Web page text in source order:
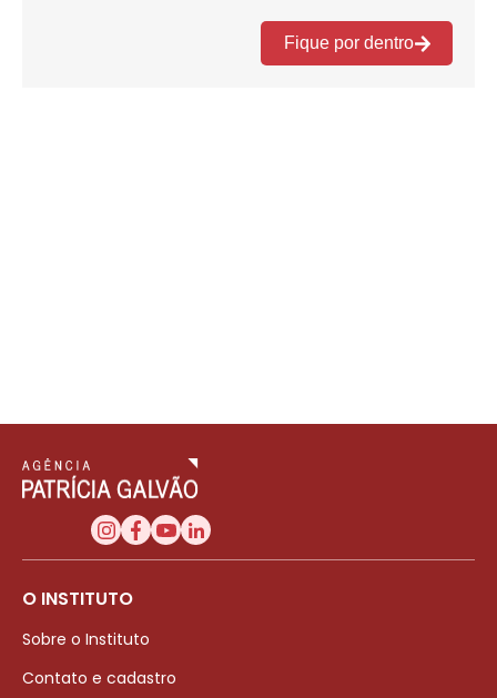
O INSTITUTO
Sobre o Instituto
Contato e cadastro